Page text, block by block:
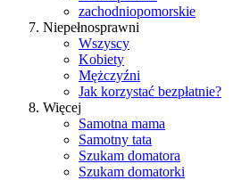
zachodniopomorskie
Niepełnosprawni
Wszyscy
Kobiety
Mężczyźni
Jak korzystać bezpłatnie?
Więcej
Samotna mama
Samotny tata
Szukam domatora
Szukam domatorki